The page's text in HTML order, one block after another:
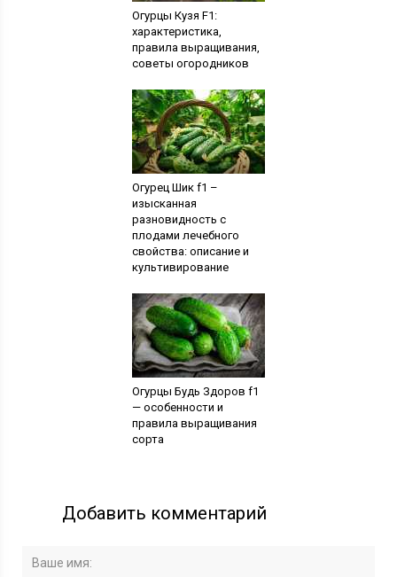
Огурцы Кузя F1:
характеристика,
правила выращивания,
советы огородников
Огурец Шик f1 –
изысканная
разновидность с
плодами лечебного
свойства: описание и
культивирование
Огурцы Будь Здоров f1
— особенности и
правила выращивания
сорта
Добавить комментарий